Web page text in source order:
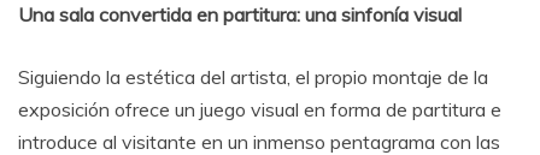
Una sala convertida en partitura: una sinfonía visual
Siguiendo la estética del artista, el propio montaje de la
exposición ofrece un juego visual en forma de partitura e
introduce al visitante en un inmenso pentagrama con las